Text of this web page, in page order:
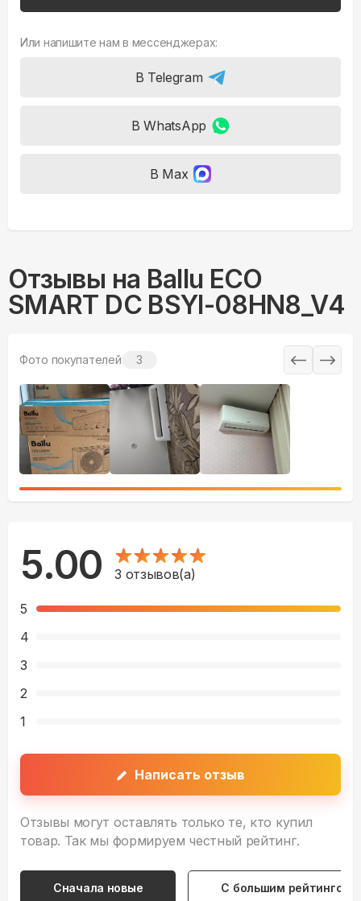
Или напишите нам в мессенджерах:
В Telegram
В WhatsApp
В Max
Отзывы на Ballu ECO
SMART DC BSYI-08HN8_V4
Фото покупателей 3
5.00 3 отзывов(а)
5
4
3
2
1
Написать отзыв
Отзывы могут оставлять только те, кто купил
товар. Так мы формируем честный рейтинг.
Сначала новые С большим рейтингом